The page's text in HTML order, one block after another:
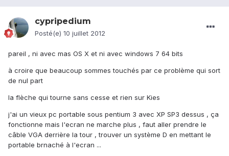
cypripedium
Posté(e) 10 juillet 2012
pareil , ni avec mas OS X et ni avec windows 7 64 bits
à croire que beaucoup sommes touchés par ce problème qui sort
de nul part
la flèche qui tourne sans cesse et rien sur Kies
j'ai un vieux pc portable sous pentium 3 avec XP SP3 dessus , ça
fonctionne mais l'ecran ne marche plus , faut aller prendre le
câble VGA derrière la tour , trouver un système D en mettant le
portable brnaché à l'ecran ...